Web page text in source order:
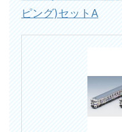
ピング)セットA